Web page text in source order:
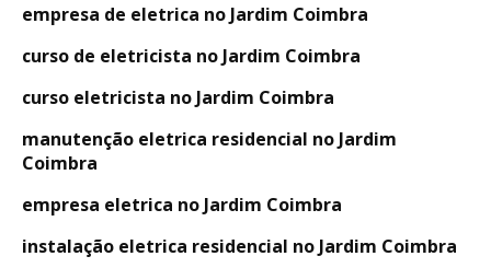
empresa de eletrica no Jardim Coimbra
curso de eletricista no Jardim Coimbra
curso eletricista no Jardim Coimbra
manutenção eletrica residencial no Jardim
Coimbra
empresa eletrica no Jardim Coimbra
instalação eletrica residencial no Jardim Coimbra